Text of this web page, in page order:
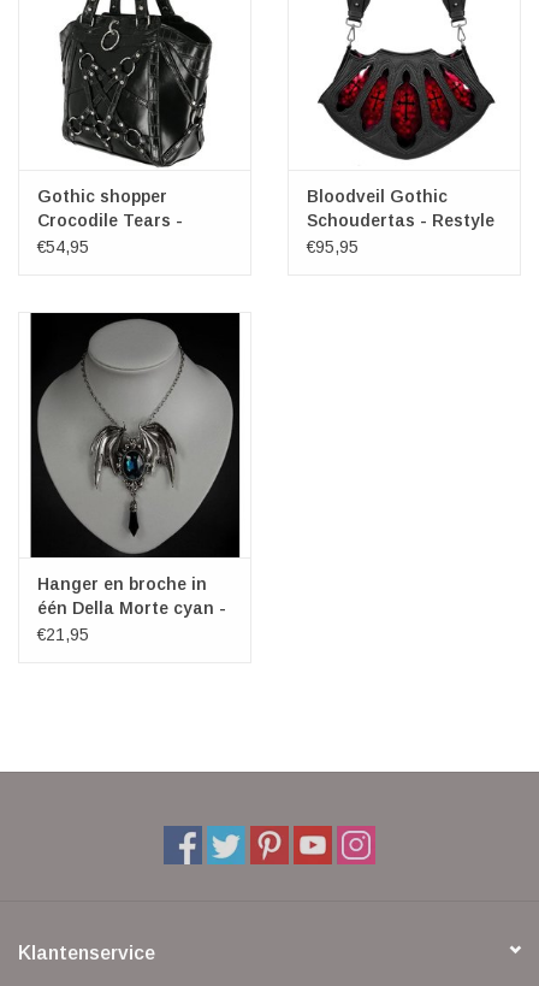
Gothic shopper
Crocodile Tears -
Restyle
€54,95
Bloodveil Gothic
Schoudertas - Restyle
€95,95
Hanger en broche in
één Della Morte cyan -
Restyle
€21,95
Klantenservice